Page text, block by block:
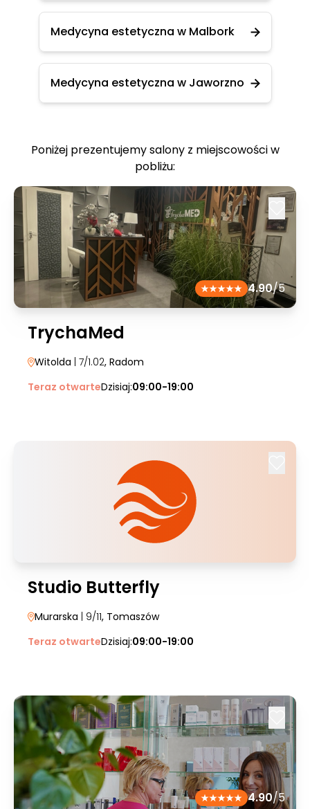
Medycyna estetyczna w Malbork
Medycyna estetyczna w Jaworzno
Poniżej prezentujemy salony z miejscowości w
pobliżu:
4.90/5
TrychaMed
Witolda | 7/1.02, Radom
Teraz otwarteDzisiaj:09:00-19:00
Studio Butterfly
Murarska | 9/11, Tomaszów
Teraz otwarteDzisiaj:09:00-19:00
4.90/5